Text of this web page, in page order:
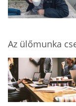
Az ülőmunka